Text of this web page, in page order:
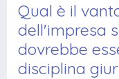
Qual è il
dell'impresa
dovrebbe
disciplina